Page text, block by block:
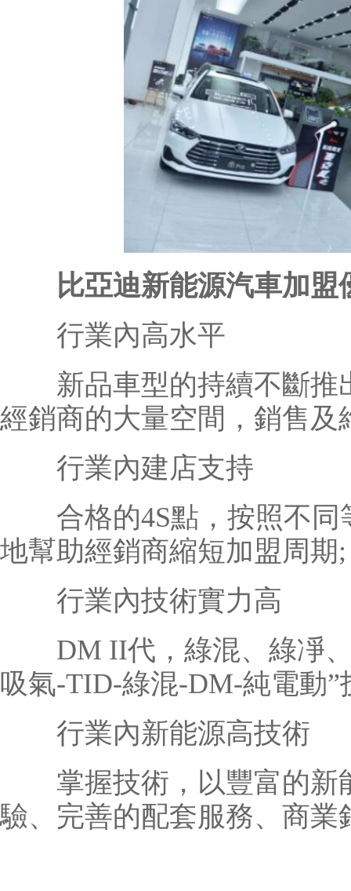
比亞迪新能源汽車加盟
行業內高水平
新品車型的持續不斷推
經銷商的大量空間，銷售
行業內建店支持
合格的4S點，按照不同
地幫助經銷商縮短加盟周期;
行業內技術實力高
DM II代，綠混、綠凈、
吸氣-TID-綠混-DM-純電動”
行業內新能源高技術
掌握技術，以豐富的新
驗、完善的配套服務、商業